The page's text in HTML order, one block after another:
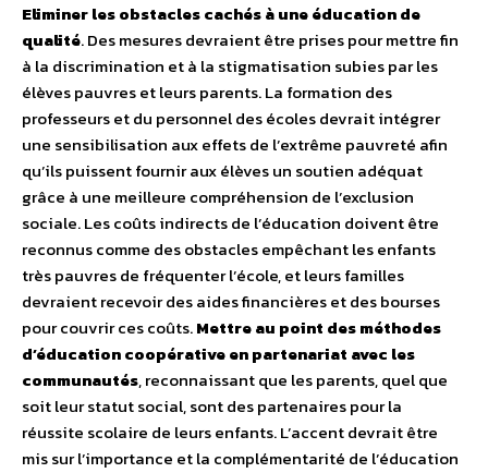
Eliminer les obstacles cachés à une éducation de
qualité. Des mesures devraient être prises pour mettre fin
à la discrimination et à la stigmatisation subies par les
élèves pauvres et leurs parents. La formation des
professeurs et du personnel des écoles devrait intégrer
une sensibilisation aux effets de l’extrême pauvreté afin
qu’ils puissent fournir aux élèves un soutien adéquat
grâce à une meilleure compréhension de l’exclusion
sociale. Les coûts indirects de l’éducation doivent être
reconnus comme des obstacles empêchant les enfants
très pauvres de fréquenter l’école, et leurs familles
devraient recevoir des aides financières et des bourses
pour couvrir ces coûts.Mettre au point des méthodes
d’éducation coopérative en partenariat avec les
communautés, reconnaissant que les parents, quel que
soit leur statut social, sont des partenaires pour la
réussite scolaire de leurs enfants. L’accent devrait être
mis sur l’importance et la complémentarité de l’éducation